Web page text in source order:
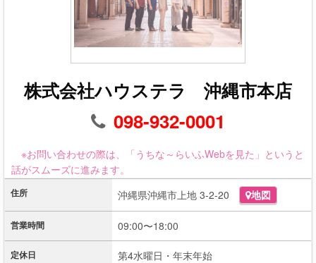
株式会社ハウステラ 沖縄市本店
098-932-0001
※お問い合わせの際は、「うちな～らいふWebを見た」というと
話がスムーズに進みます。
住所 沖縄県沖縄市上地 3-2-20 地図
営業時間 09:00〜18:00
定休日 第4水曜日・年末年始